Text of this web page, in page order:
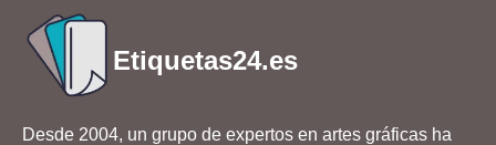
Etiquetas24.es
Desde 2004, un grupo de expertos en artes gráficas ha